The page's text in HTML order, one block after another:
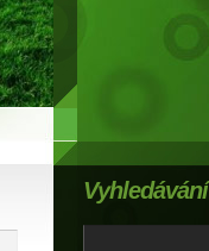
Vyhledávání